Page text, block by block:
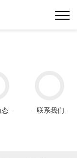
态 - - 联系我们-